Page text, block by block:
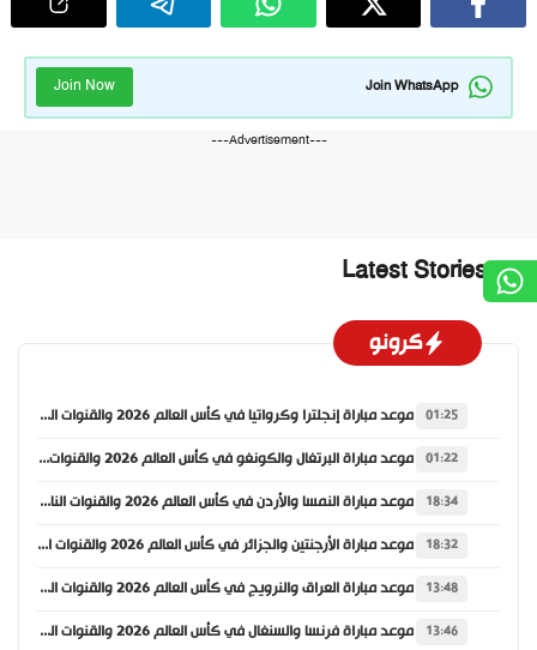
Join WhatsApp
Join Now
---Advertisement---
Latest Stories
كرونو
01:25 موعد مباراة إنجلترا وكرواتيا في كأس العالم 2026 والقنوات الناقلة
01:22 موعد مباراة البرتغال والكونغو في كأس العالم 2026 والقنوات الناقلة
18:34 موعد مباراة النمسا والأردن في كأس العالم 2026 والقنوات الناقلة
18:32 موعد مباراة الأرجنتين والجزائر في كأس العالم 2026 والقنوات الناقلة
13:48 موعد مباراة العراق والنرويج في كأس العالم 2026 والقنوات الناقلة
13:46 موعد مباراة فرنسا والسنغال في كأس العالم 2026 والقنوات الناقلة